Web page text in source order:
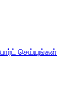
செய்யுங்கள்